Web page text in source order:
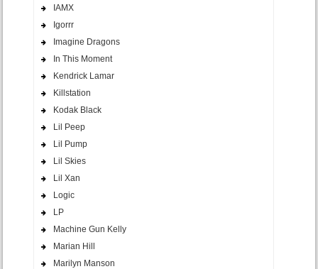
IAMX
Igorrr
Imagine Dragons
In This Moment
Kendrick Lamar
Killstation
Kodak Black
Lil Peep
Lil Pump
Lil Skies
Lil Xan
Logic
LP
Machine Gun Kelly
Marian Hill
Marilyn Manson